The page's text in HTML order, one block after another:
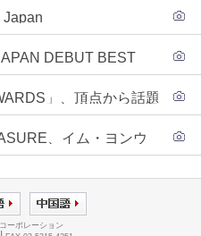
Japan
DEBUT BEST
」、頂点から話題
、イム・ヨンウ
ーポレーション